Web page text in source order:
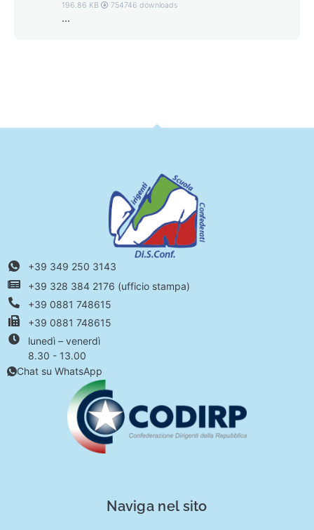
196.86 KB 754746 downloads
...
+39 349 250 3143
+39 328 384 2176 (ufficio stampa)
+39 0881 748615
+39 0881 748615
lunedì – venerdì
8.30 - 13.00
Chat su WhatsApp
Naviga nel sito